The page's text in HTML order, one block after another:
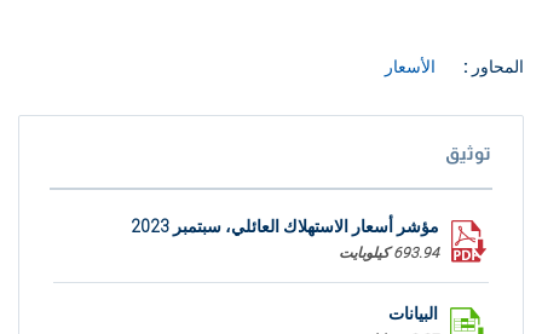
المحاور : الأسعار
توثيق
مؤشر أسعار الاستهلاك العائلي، سبتمبر 2023
693.94 كيلوبايت
البيانات